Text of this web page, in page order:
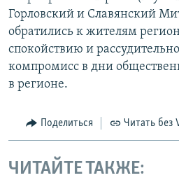
Горловский и Славянский
обратились к жителям
спокойствию и
компромисс в дни
в регионе.
Поделиться Читать без
ЧИТАЙТЕ ТАКЖЕ: